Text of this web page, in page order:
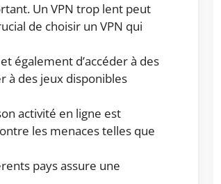
Un VPN trop lent peut
de choisir un VPN qui
également d’accéder à des
à des jeux disponibles
activité en ligne est
les menaces telles que
pays assure une